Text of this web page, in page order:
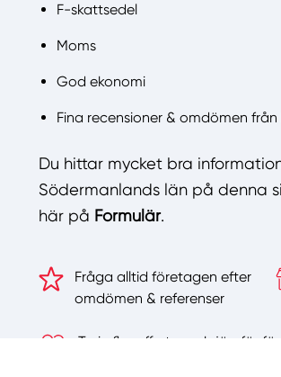
F-skattsedel
Moms
God ekonomi
Fina recensioner & omdömen
Du hittar mycket bra
Södermanlands län på denna
här på Formulär.
Fråga alltid företagen efter
omdömen & referenser
Ta in fler offerter och jämför